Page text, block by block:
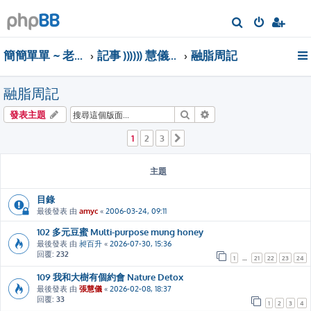
尋
簡簡單單 ~ 老實面對自己‧卸下無謂包袱 記事 )))))) 慧儀發表的文章 融脂周記
融脂周記
發表主題 搜尋
1 2 3
主題
目錄
最後發表 由 amyc « 2006-03-24, 09:11
102 多元豆蜜 Multi-purpose mung honey
最後發表 由 昶百升 « 2026-07-30, 15:36
回覆: 232 1 21 22 23 24
109 我和大樹有個約會 Nature Detox
最後發表 由 張慧儀 « 2026-02-08, 18:37
回覆: 33 1 2 3 4